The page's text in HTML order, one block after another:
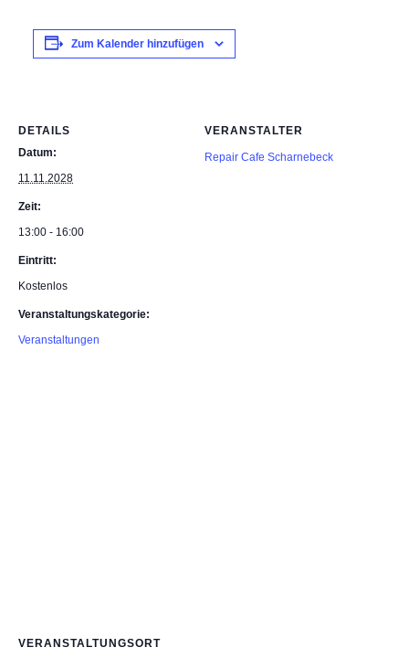
Zum Kalender hinzufügen
DETAILS
Datum:
11.11.2028
Zeit:
13:00 - 16:00
Eintritt:
Kostenlos
Veranstaltungskategorie:
Veranstaltungen
VERANSTALTER
Repair Cafe Scharnebeck
VERANSTALTUNGSORT